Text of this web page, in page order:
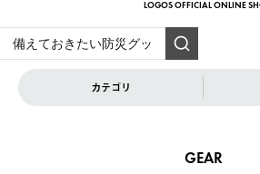
LOGOS OFFICIAL ONLINE
カテゴリ
GEAR